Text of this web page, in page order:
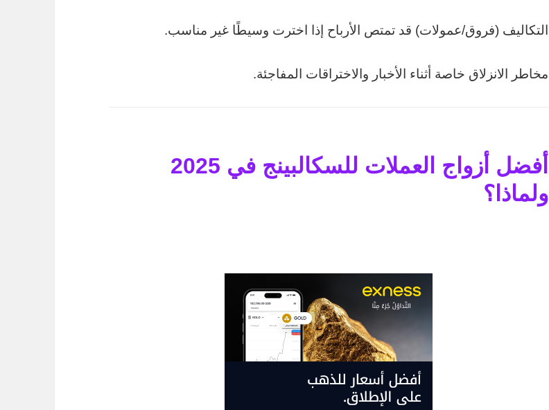
التكاليف (فروق/عمولات) قد تمتص الأرباح إذا اخترت وسيطًا غير مناسب.
مخاطر الانزلاق خاصة أثناء الأخبار والاختراقات المفاجئة.
أفضل أزواج العملات للسكالبينج في 2025
ولماذا؟